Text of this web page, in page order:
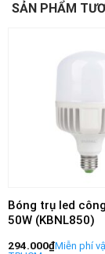
SẢN PHẨM
Bóng trụ led
50W (KBNL850)
294.000₫